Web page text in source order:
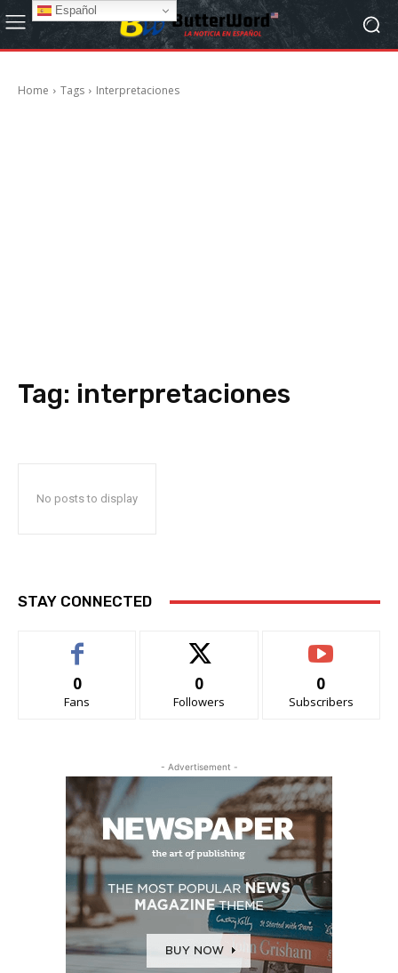
Home Tags Interpretaciones
Tag: interpretaciones
No posts to display
STAY CONNECTED
0
Fans
0
Followers
0
Subscribers
- Advertisement -
Español